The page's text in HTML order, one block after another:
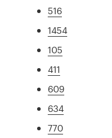
516
1454
105
411
609
634
770